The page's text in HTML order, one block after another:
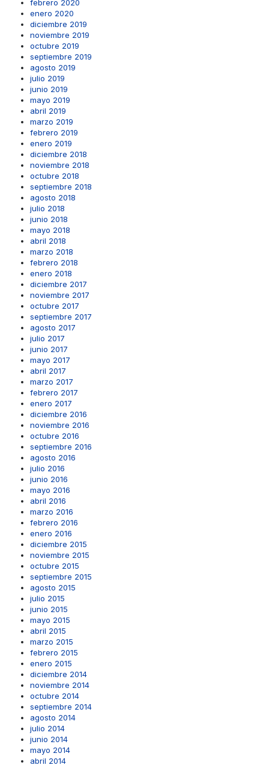
febrero 2020
enero 2020
diciembre 2019
noviembre 2019
octubre 2019
septiembre 2019
agosto 2019
julio 2019
junio 2019
mayo 2019
abril 2019
marzo 2019
febrero 2019
enero 2019
diciembre 2018
noviembre 2018
octubre 2018
septiembre 2018
agosto 2018
julio 2018
junio 2018
mayo 2018
abril 2018
marzo 2018
febrero 2018
enero 2018
diciembre 2017
noviembre 2017
octubre 2017
septiembre 2017
agosto 2017
julio 2017
junio 2017
mayo 2017
abril 2017
marzo 2017
febrero 2017
enero 2017
diciembre 2016
noviembre 2016
octubre 2016
septiembre 2016
agosto 2016
julio 2016
junio 2016
mayo 2016
abril 2016
marzo 2016
febrero 2016
enero 2016
diciembre 2015
noviembre 2015
octubre 2015
septiembre 2015
agosto 2015
julio 2015
junio 2015
mayo 2015
abril 2015
marzo 2015
febrero 2015
enero 2015
diciembre 2014
noviembre 2014
octubre 2014
septiembre 2014
agosto 2014
julio 2014
junio 2014
mayo 2014
abril 2014